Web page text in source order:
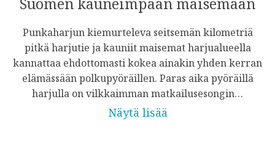
Punkaharjun kiemurteleva seitsemän kilometriä
pitkä harjutie ja kauniit maisemat harjualueella
kannattaa ehdottomasti kokea ainakin yhden kerran
elämässään polkupyöräillen. Paras aika pyöräillä
harjulla on vilkkaimman matkailusesongin…
Näytä lisää